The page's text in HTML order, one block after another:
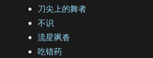
刀尖上的舞者
不识
流星飒沓
吃错药